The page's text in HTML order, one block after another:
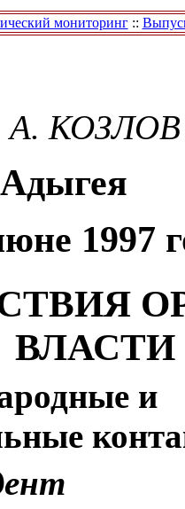
мониторинг::
А. КОЗЛОВ
1997
ВЛАСТИ
и